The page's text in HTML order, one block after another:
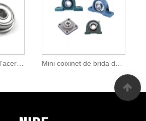
Coixinet de brida d'acer inoxidable